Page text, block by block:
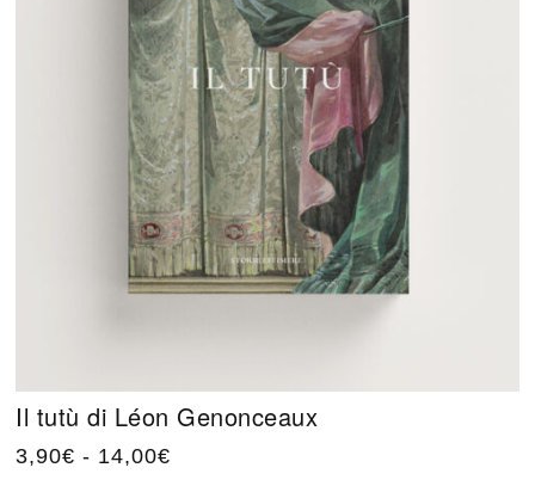
Il tutù di Léon Genonceaux
3,90€ - 14,00€